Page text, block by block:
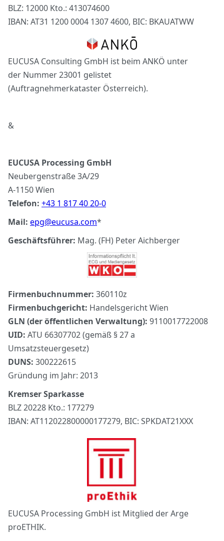
BLZ: 12000 Kto.: 413074600
IBAN: AT31 1200 0004 1307 4600, BIC: BKAUATWW
EUCUSA Consulting GmbH ist beim ANKÖ unter
der Nummer 23001 gelistet
(Auftragnehmerkataster Österreich).
&
EUCUSA Processing GmbH
Neubergenstraße 3A/29
A-1150 Wien
Telefon: +43 1 817 40 20-0
Mail: epg@eucusa.com*
Geschäftsführer: Mag. (FH) Peter Aichberger
Firmenbuchnummer: 360110z
Firmenbuchgericht: Handelsgericht Wien
GLN (der öffentlichen Verwaltung): 9110017722008
UID: ATU 66307702 (gemäß § 27 a
Umsatzsteuergesetz)
DUNS: 300222615
Gründung im Jahr: 2013
Kremser Sparkasse
BLZ 20228 Kto.: 177279
IBAN: AT112022800000177279, BIC: SPKDAT21XXX
EUCUSA Processing GmbH ist Mitglied der Arge
proETHIK.